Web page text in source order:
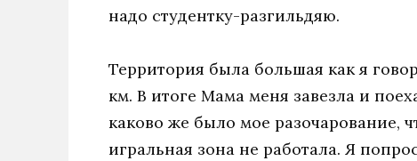
надо студентку-разгильдяю.
Территория была большая как я
км. В итоге Мама меня завезла и
каково же было мое разочарование,
игральная зона не работала. Я